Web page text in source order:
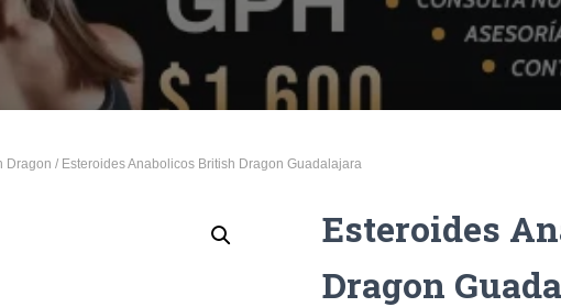
Dragon / Esteroides Anabolicos British Dragon Guadalajara
Esteroides
Dragon